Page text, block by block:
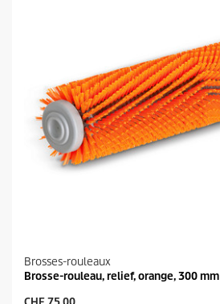
Brosses-rouleaux
Brosse-rouleau, relief, orange, 300 mm
P